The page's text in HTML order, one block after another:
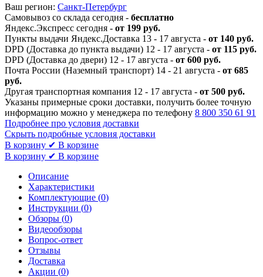
Ваш регион: Санкт-Петербург
Самовывоз со склада сегодня - бесплатно
Яндекс.Экспресс сегодня - от 199 руб.
Пункты выдачи Яндекс.Доставка 13 - 17 августа - от 140 руб.
DPD (Доставка до пункта выдачи) 12 - 17 августа - от 115 руб.
DPD (Доставка до двери) 12 - 17 августа - от 600 руб.
Почта России (Наземный транспорт) 14 - 21 августа - от 685
руб.
Другая транспортная компания 12 - 17 августа - от 500 руб.
Указаны примерные сроки доставки, получить более точную
информацию можно у менеджера по телефону 8 800 350 61 91
Подробнее про условия доставки
Скрыть подробные условия доставки
В корзину ✔ В корзине
В корзину ✔ В корзине
Описание
Характеристики
Комплектующие (0)
Инструкции (0)
Обзоры (0)
Видеообзоры
Вопрос-ответ
Отзывы
Доставка
Акции (0)